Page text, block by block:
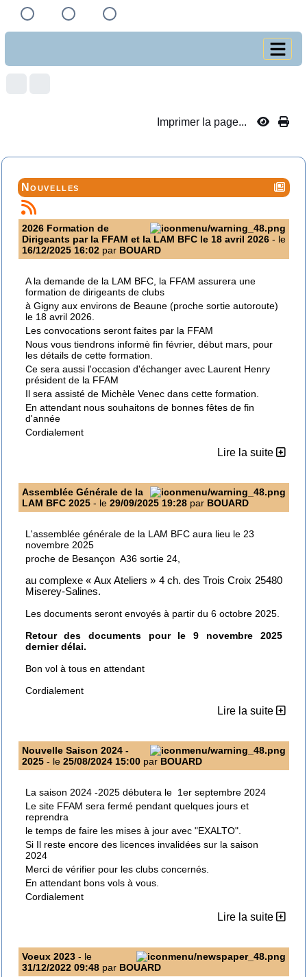
Imprimer la page...
Nouvelles
2026 Formation de
Dirigeants par la FFAM et la LAM BFC le 18 avril 2026 - le
16/12/2025 16:02par BOUARD
A la demande de la LAM BFC, la FFAM assurera une
formation de dirigeants de clubs
à Gigny aux environs de Beaune (proche sortie autoroute)
le 18 avril 2026.
Les convocations seront faites par la FFAM
Nous vous tiendrons informè fin février, début mars, pour
les détails de cette formation.
Ce sera aussi l'occasion d'échanger avec Laurent Henry
président de la FFAM
Il sera assisté de Michèle Venec dans cette formation.
En attendant nous souhaitons de bonnes fêtes de fin
d'année
Cordialement
Lire la suite
Assemblée Générale de la
LAM BFC 2025 - le 29/09/2025 19:28par BOUARD
L'assemblée générale de la LAM BFC aura lieu le 23
novembre 2025
proche de Besançon A36 sortie 24,
au complexe « Aux Ateliers » 4 ch. des Trois Croix 25480
Miserey-Salines.
Les documents seront envoyés à partir du 6 octobre 2025.
Retour des documents pour le 9 novembre 2025
dernier délai.
Bon vol à tous en attendant
Cordialement
Lire la suite
Nouvelle Saison 2024 -
2025 - le 25/08/2024 15:00par BOUARD
La saison 2024 -2025 débutera le 1er septembre 2024
Le site FFAM sera fermé pendant quelques jours et
reprendra
le temps de faire les mises à jour avec "EXALTO".
Si Il reste encore des licences invalidées sur la saison
2024
Merci de vérifier pour les clubs concernés.
En attendant bons vols à vous.
Cordialement
Lire la suite
Voeux 2023 - le
31/12/2022 09:48par BOUARD